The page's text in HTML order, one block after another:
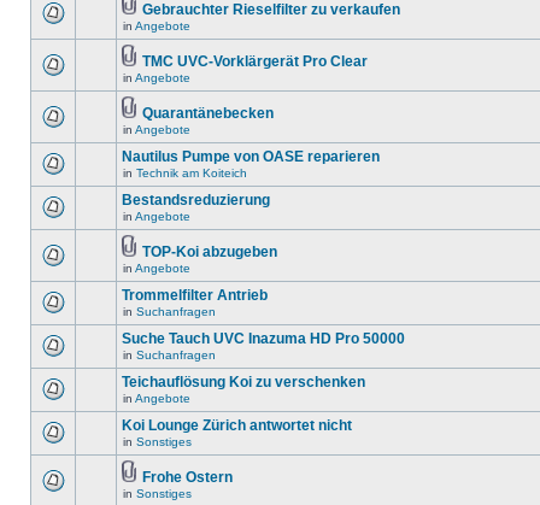
Gebrauchter Rieselfilter zu verkaufen
in Angebote
TMC UVC-Vorklärgerät Pro Clear
in Angebote
Quarantänebecken
in Angebote
Nautilus Pumpe von OASE reparieren
in Technik am Koiteich
Bestandsreduzierung
in Angebote
TOP-Koi abzugeben
in Angebote
Trommelfilter Antrieb
in Suchanfragen
Suche Tauch UVC Inazuma HD Pro 50000
in Suchanfragen
Teichauflösung Koi zu verschenken
in Angebote
Koi Lounge Zürich antwortet nicht
in Sonstiges
Frohe Ostern
in Sonstiges